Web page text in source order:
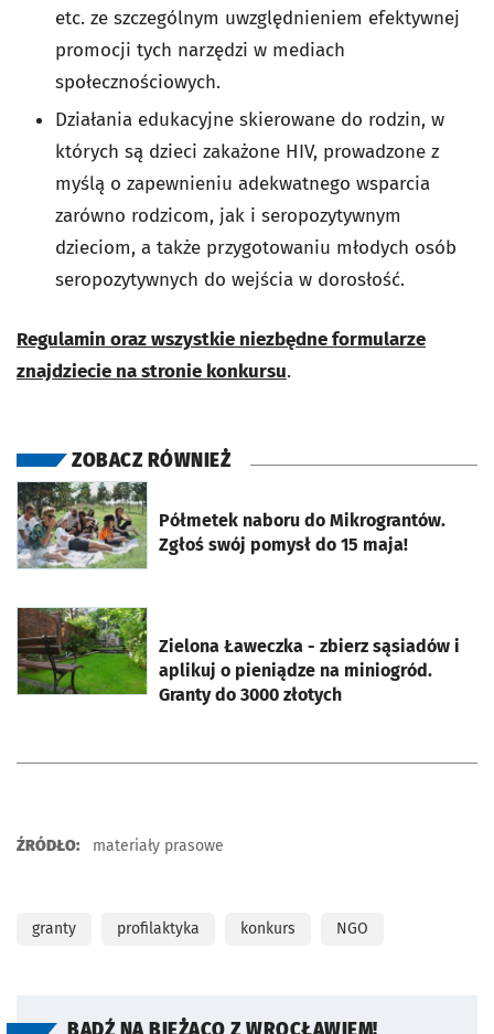
etc. ze szczególnym uwzględnieniem efektywnej
promocji tych narzędzi w mediach
społecznościowych.
Działania edukacyjne skierowane do rodzin, w
których są dzieci zakażone HIV, prowadzone z
myślą o zapewnieniu adekwatnego wsparcia
zarówno rodzicom, jak i seropozytywnym
dzieciom, a także przygotowaniu młodych osób
seropozytywnych do wejścia w dorosłość.
Regulamin oraz wszystkie niezbędne formularze
znajdziecie na stronie konkursu.
ZOBACZ RÓWNIEŻ
Półmetek naboru do Mikrograntów.
Zgłoś swój pomysł do 15 maja!
otworzy się w nowej karcie
Zielona Ławeczka - zbierz sąsiadów i
aplikuj o pieniądze na miniogród.
Granty do 3000 złotych
otworzy się w nowej karcie
ŹRÓDŁO: materiały prasowe
granty profilaktyka konkurs NGO